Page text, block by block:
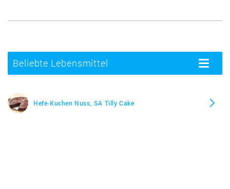
Beliebte Lebensmittel
Toggle
Hefe-Kuchen Nuss, SA Tilly Cake